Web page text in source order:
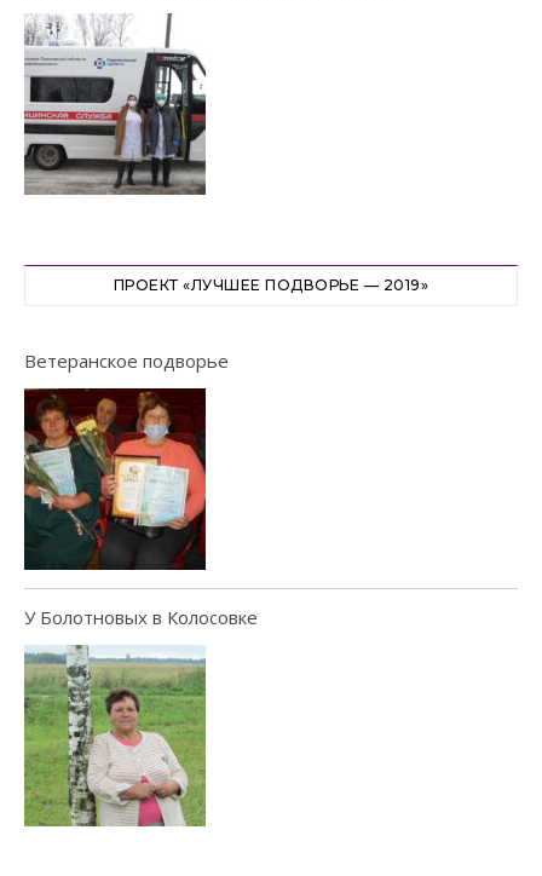
ПРОЕКТ «ЛУЧШЕЕ ПОДВОРЬЕ — 2019»
Ветеранское подворье
У Болотновых в Колосовке